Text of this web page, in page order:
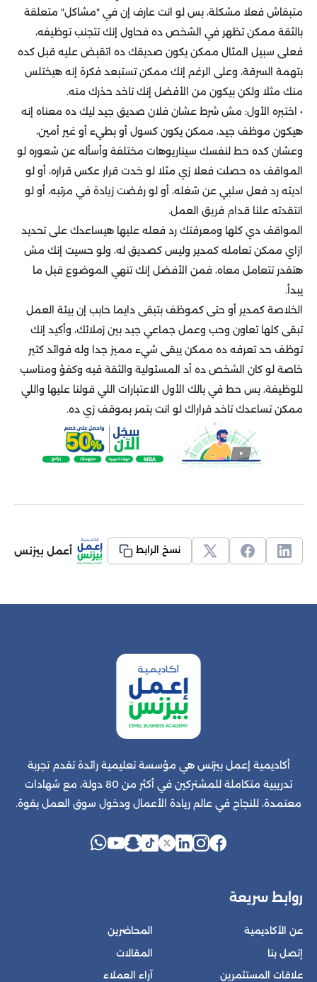
متبقاش فعلا مشكلة، بس لو انت عارف إن في "مشاكل" متعلقة
بالثقة ممكن تظهر في الشخص ده فحاول إنك تتجنب توظيفه،
فعلى سبيل المثال ممكن يكون صديقك ده اتقبض عليه قبل كده
بتهمة السرقة، وعلى الرغم إنك ممكن تستبعد فكرة إنه هيختلس
منك مثلا ولكن بيكون من الأفضل إنك تاخد حذرك منه.
• اختبره الأول: مش شرط عشان فلان صديق جيد ليك ده معناه إنه
هيكون موظف جيد، ممكن يكون كسول أو بطيء أو غير أمين،
وعشان كده حط لنفسك سيناريوهات مختلفة وأسأله عن شعوره لو
المواقف ده حصلت فعلا زي مثلا لو خدت قرار عكس قراره، أو لو
اديته رد فعل سلبي عن شغله، أو لو رفضت زيادة في مرتبه، أو لو
انتقدته علنا قدام فريق العمل.
المواقف دي كلها ومعرفتك رد فعله عليها هيساعدك على تحديد
ازاي ممكن تعامله كمدير وليس كصديق له، ولو حسيت إنك مش
هتقدر تتعامل معاه، فمن الأفضل إنك تنهي الموضوع قبل ما
يبدأ.
الخلاصة كمدير أو حتى كموظف بتبقى دايما حابب إن بيئة العمل
تبقى كلها تعاون وحب وعمل جماعي جيد بين زملائك، وأكيد إنك
توظف حد تعرفه ده ممكن يبقى شيء مميز جدا وله فوائد كتير
خاصة لو كان الشخص ده أد المسئولية والثقة فيه وكفؤ ومناسب
للوظيفة، بس حط في بالك الأول الاعتبارات اللي قولنا عليها واللي
ممكن تساعدك تاخد قراراك لو انت بتمر بموقف زي ده.
نسخ الرابط أعمل بيزنس
أكاديمية إعمل بيزنس هي مؤسسة تعليمية رائدة تقدم تجربة
تدريبية متكاملة للمشتركين في أكثر من 80 دولة، مع شهادات
معتمدة، للنجاح في عالم ريادة الأعمال ودخول سوق العمل بقوة.
روابط سريعة
عن الأكاديمية
إتصل بنا
علاقات المستثمرين
المحاضرين
المقالات
آراء العملاء